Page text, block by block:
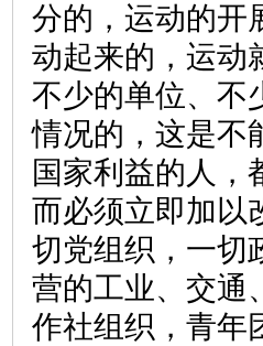
分的，运动的开
动起来的，运动
不少的单位、不
情况的，这是不
国家利益的人，
而必须立即加以
切党组织，一切
营的工业、交通
作社组织，青年